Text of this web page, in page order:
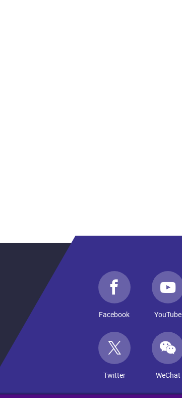
Facebook YouTube
Twitter WeChat